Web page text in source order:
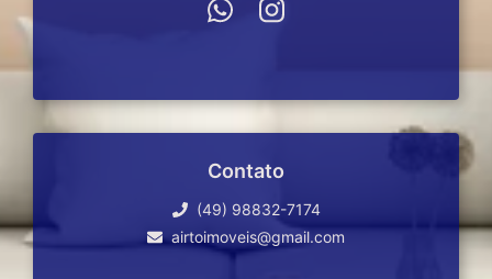
Contato
(49) 98832-7174
airtoimoveis@gmail.com